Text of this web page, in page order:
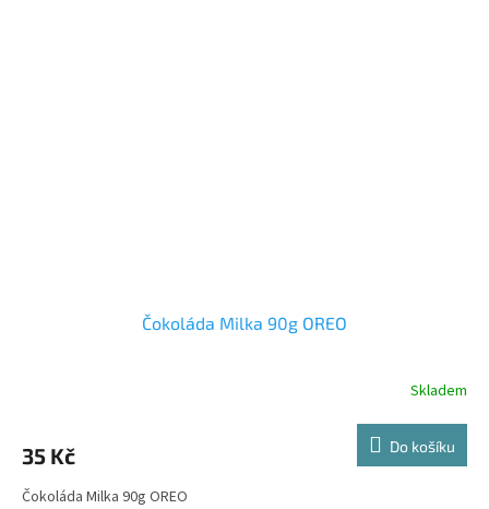
Čokoláda Milka 90g OREO
Skladem
35 Kč Do košíku
Čokoláda Milka 90g OREO